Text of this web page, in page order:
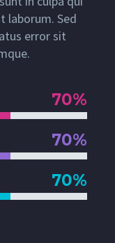
laborum. Sed
error sit
70%
70%
70%